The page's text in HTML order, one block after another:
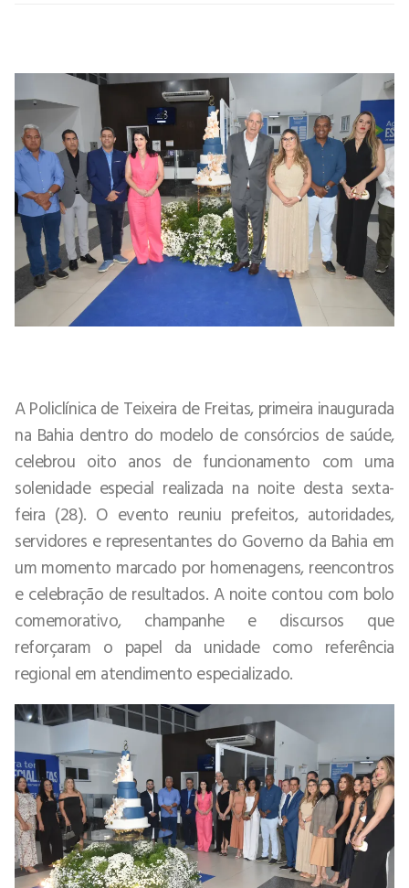
A Policlínica de Teixeira de Freitas, primeira inaugurada
na Bahia dentro do modelo de consórcios de saúde,
celebrou oito anos de funcionamento com uma
solenidade especial realizada na noite desta sexta-
feira (28). O evento reuniu prefeitos, autoridades,
servidores e representantes do Governo da Bahia em
um momento marcado por homenagens, reencontros
e celebração de resultados. A noite contou com bolo
comemorativo, champanhe e discursos que
reforçaram o papel da unidade como referência
regional em atendimento especializado.